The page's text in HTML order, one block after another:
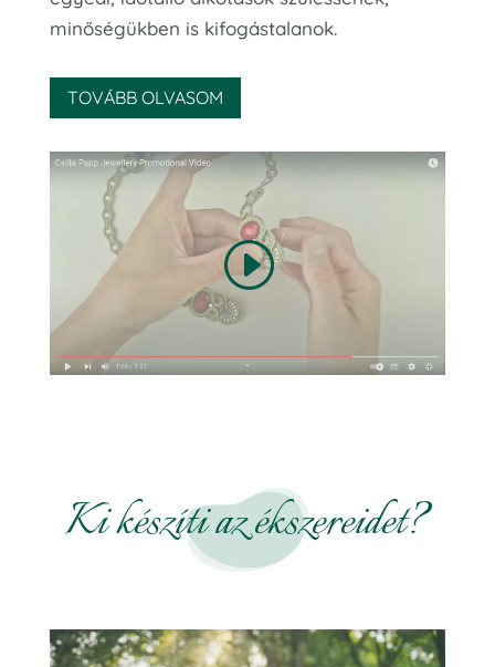
minőségükben is kifogástalanok.
TOVÁBB OLVASOM
Ki készíti az ékszereidet?